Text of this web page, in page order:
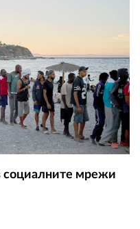
социалните мрежи